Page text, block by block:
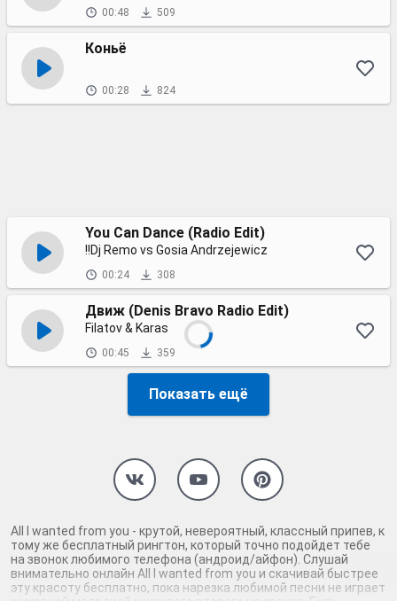
00:48 509
Коньё
00:28 824
You Can Dance (Radio Edit)
!!Dj Remo vs Gosia Andrzejewicz
00:24 308
Движ (Denis Bravo Radio Edit)
Filatov & Karas
00:45 359
Показать ещё
All I wanted from you - крутой, невероятный, классный припев, к
тому же бесплатный рингтон, который точно подойдет тебе
на звонок любимого телефона (андроид/айфон). Слушай
внимательно онлайн All I wanted from you и скачивай быстрее
эту красоту бесплатно, пока нарезка любимой песни не играет